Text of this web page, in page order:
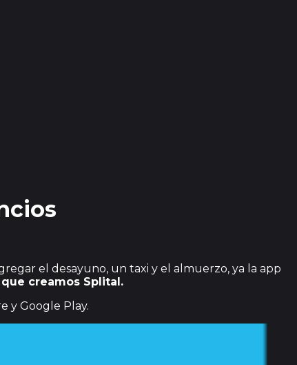
el desayuno, un taxi y el almuerzo, ya la app
que creamos Splital.
y Google Play.